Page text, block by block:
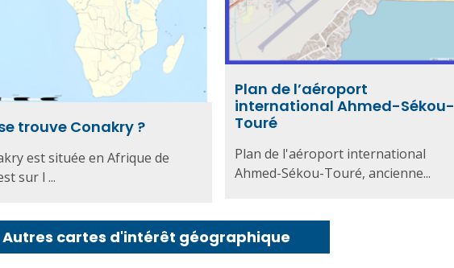
Plan de l’aéroport
international Ahmed-Sékou-
Touré
Plan de l'aéroport international
Ahmed-Sékou-Touré, ancienne...
trouve Conakry ?
est située en Afrique de
sur l ...
Autres cartes d'intérêt géographique